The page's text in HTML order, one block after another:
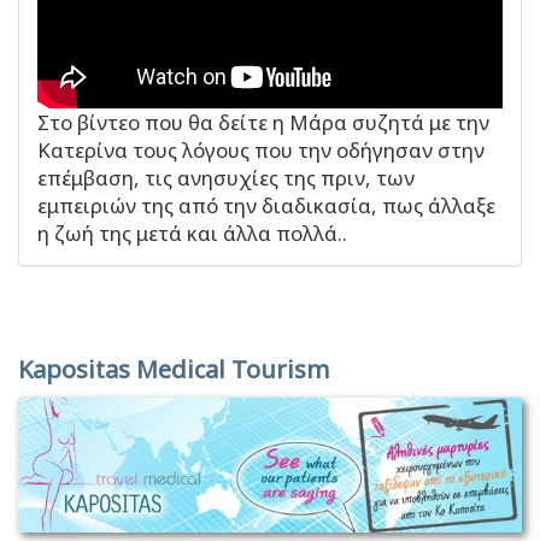
Στο βίντεο που θα δείτε η Μάρα συζητά με την
Κατερίνα τους λόγους που την οδήγησαν στην
επέμβαση, τις ανησυχίες της πριν, των
εμπειριών της από την διαδικασία, πως άλλαξε
η ζωή της μετά και άλλα πολλά..
Kapositas Medical Tourism